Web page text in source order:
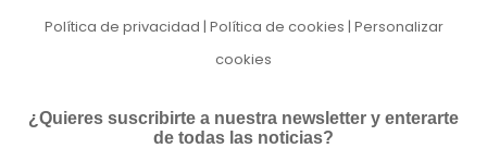
Política de privacidad | Política de cookies | Personalizar
cookies
¿Quieres suscribirte a nuestra newsletter y enterarte
de todas las noticias?